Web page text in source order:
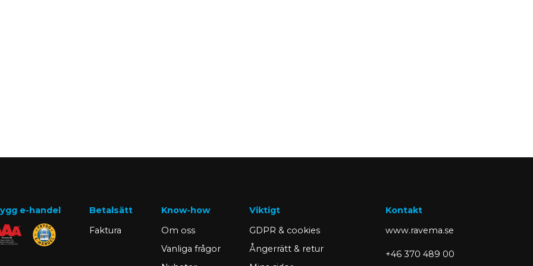
e-handel
Betalsätt
Faktura
Know-how
Om oss
Vanliga frågor
Viktigt
GDPR & cookies
Ångerrätt & retur
Kontakt
www.ravema.se
+46 370 489 00